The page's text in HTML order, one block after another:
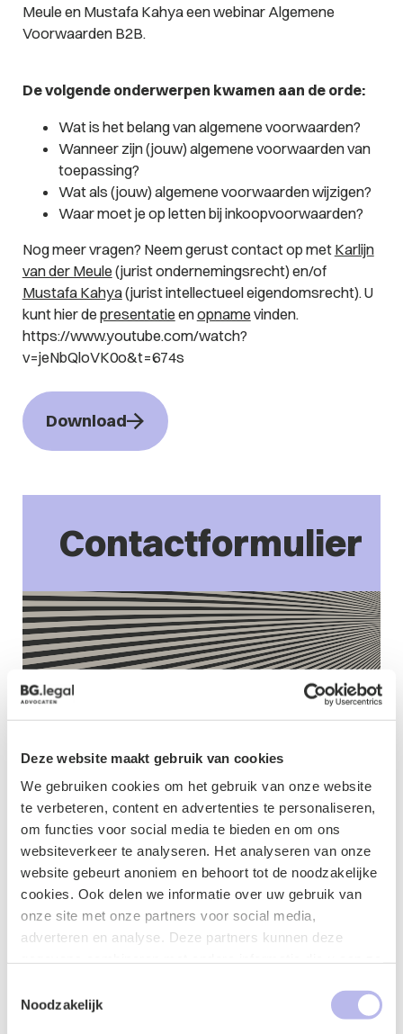
Deze website maakt gebruik van cookies
We gebruiken cookies om het gebruik van onze website
te verbeteren, content en advertenties te personaliseren,
om functies voor social media te bieden en om ons
websiteverkeer te analyseren. Het analyseren van onze
website gebeurt anoniem en behoort tot de noodzakelijke
cookies. Ook delen we informatie over uw gebruik van
onze site met onze partners voor social media,
adverteren en analyse. Deze partners kunnen deze
uw gebruik van hun services.
Noodzakelijk
Meule en Mustafa Kahya een webinar Algemene
Voorwaarden B2B.
De volgende onderwerpen kwamen aan de orde:
Wat is het belang van algemene voorwaarden?
Wanneer zijn (jouw) algemene voorwaarden van
toepassing?
Wat als (jouw) algemene voorwaarden wijzigen?
Waar moet je op letten bij inkoopvoorwaarden?
Nog meer vragen? Neem gerust contact op met Karlijn
van der Meule (jurist ondernemingsrecht) en/of
Mustafa Kahya(jurist intellectueel eigendomsrecht). U
kunt hier de presentatie enopname vinden.
https://www.youtube.com/watch?
v=jeNbQloVK0o&t=674s
Download
Contactformulier
Naam *
E-mailadres*